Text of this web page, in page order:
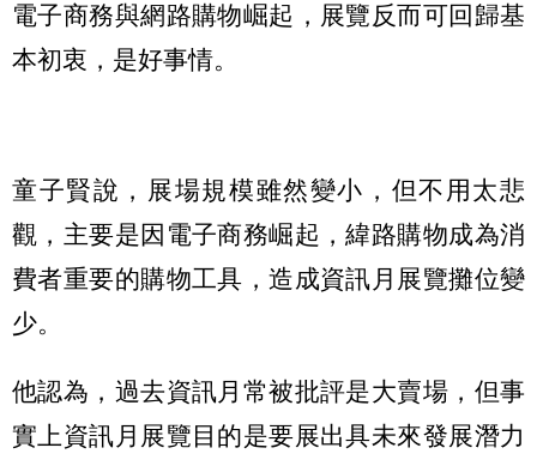
電子商務與網路購物崛起，展覽反而可回歸基
本初衷，是好事情。
童子賢說，展場規模雖然變小，但不用太悲
觀，主要是因電子商務崛起，緯路購物成為消
費者重要的購物工具，造成資訊月展覽攤位變
少。
他認為，過去資訊月常被批評是大賣場，但事
實上資訊月展覽目的是要展出具未來發展潛力